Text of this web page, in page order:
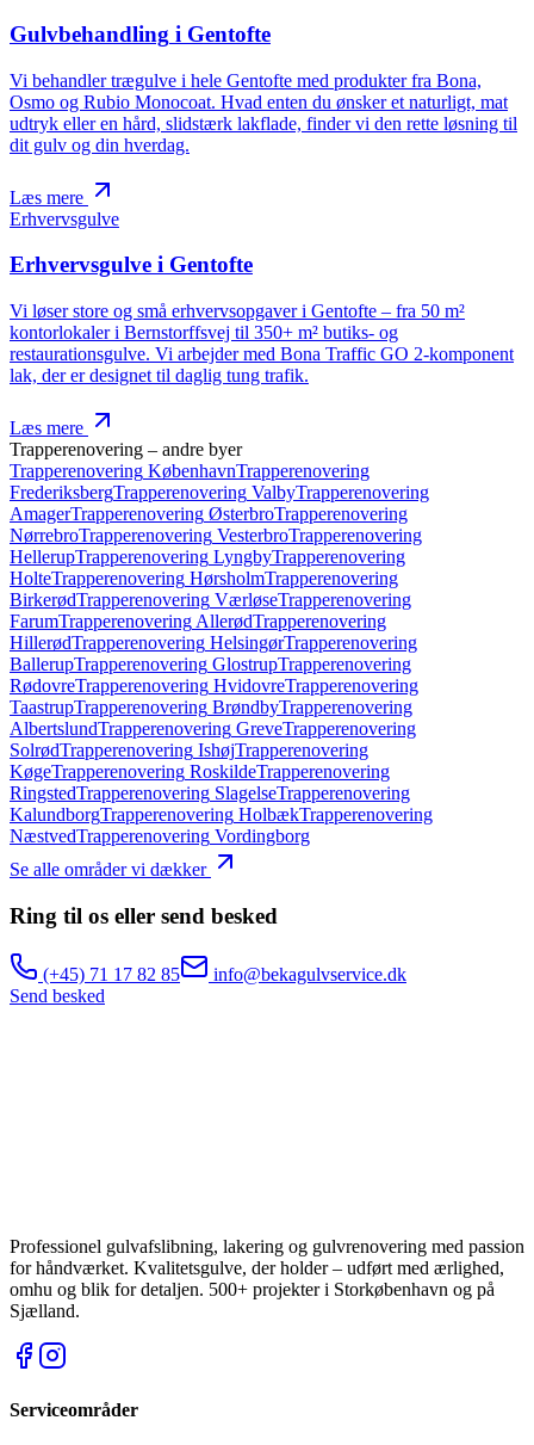
Gulvbehandling i Gentofte
Vi behandler trægulve i hele Gentofte med produkter fra Bona,
Osmo og Rubio Monocoat. Hvad enten du ønsker et naturligt, mat
udtryk eller en hård, slidstærk lakflade, finder vi den rette løsning til
dit gulv og din hverdag.
Læs mere
Erhvervsgulve
Erhvervsgulve i Gentofte
Vi løser store og små erhvervsopgaver i Gentofte – fra 50 m²
kontorlokaler i Bernstorffsvej til 350+ m² butiks- og
restaurationsgulve. Vi arbejder med Bona Traffic GO 2‑komponent
lak, der er designet til daglig tung trafik.
Læs mere
Trapperenovering – andre byer
Trapperenovering KøbenhavnTrapperenovering
FrederiksbergTrapperenovering ValbyTrapperenovering
AmagerTrapperenovering ØsterbroTrapperenovering
NørrebroTrapperenovering VesterbroTrapperenovering
HellerupTrapperenovering LyngbyTrapperenovering
HolteTrapperenovering HørsholmTrapperenovering
BirkerødTrapperenovering VærløseTrapperenovering
FarumTrapperenovering AllerødTrapperenovering
HillerødTrapperenovering HelsingørTrapperenovering
BallerupTrapperenovering GlostrupTrapperenovering
RødovreTrapperenovering HvidovreTrapperenovering
TaastrupTrapperenovering BrøndbyTrapperenovering
AlbertslundTrapperenovering GreveTrapperenovering
SolrødTrapperenovering IshøjTrapperenovering
KøgeTrapperenovering RoskildeTrapperenovering
RingstedTrapperenovering SlagelseTrapperenovering
KalundborgTrapperenovering HolbækTrapperenovering
NæstvedTrapperenovering Vordingborg
Se alle områder vi dækker
Ring til os eller send besked
(+45) 71 17 82 85
info@bekagulvservice.dk
Send besked
Professionel gulvafslibning, lakering og gulvrenovering med passion
for håndværket. Kvalitetsgulve, der holder – udført med ærlighed,
omhu og blik for detaljen. 500+ projekter i Storkøbenhavn og på
Sjælland.
Serviceområder